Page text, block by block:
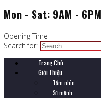
Mon - Sat: 9AM - 6PM
Opening Time
Search for:
Trang Chủ
Giới Thiệu
Tầm nhìn
Sứ mệnh